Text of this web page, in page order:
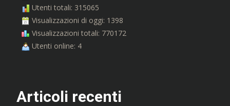
Utenti totali: 315065
Visualizzazioni di oggi: 1398
Visualizzazioni totali: 770172
Utenti online: 4
Articoli recenti